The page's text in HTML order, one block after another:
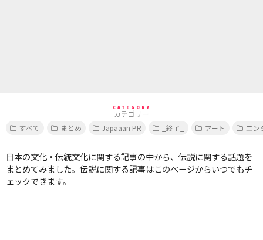
CATEGORY
カテゴリー
すべて
まとめ Japaaan PR _終了_ アート エン
日本の文化・伝統文化に関する記事の中から、伝説に関する話題を
まとめてみました。伝説に関する記事はこのページからいつでもチ
ェックできます。